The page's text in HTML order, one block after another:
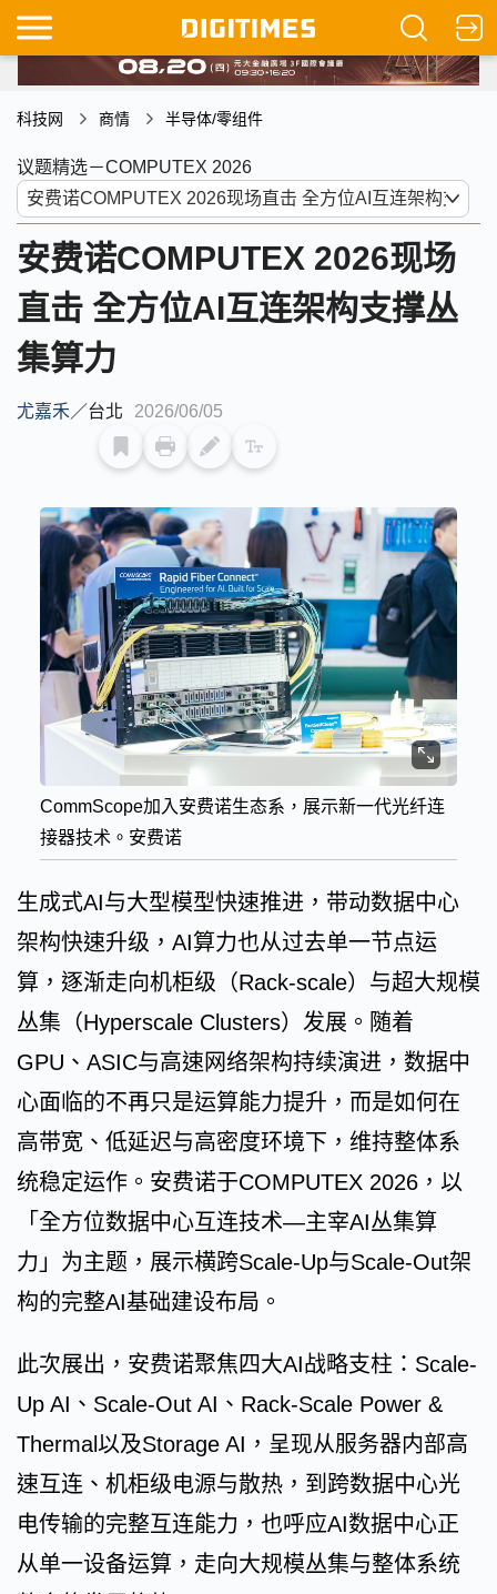
科技网 商情 半导体/零组件
议题精选－COMPUTEX 2026
安费诺COMPUTEX 2026现场
直击 全方位AI互连架构支撑丛
集算力
尤嘉禾／台北 2026/06/05
CommScope加入安费诺生态系，展示新一代光纤连
接器技术。安费诺
生成式AI与大型模型快速推进，带动数据中心
架构快速升级，AI算力也从过去单一节点运
算，逐渐走向机柜级（Rack-scale）与超大规模
丛集（Hyperscale Clusters）发展。随着
GPU、ASIC与高速网络架构持续演进，数据中
心面临的不再只是运算能力提升，而是如何在
高带宽、低延迟与高密度环境下，维持整体系
统稳定运作。安费诺于COMPUTEX 2026，以
「全方位数据中心互连技术—主宰AI丛集算
力」为主题，展示横跨Scale-Up与Scale-Out架
构的完整AI基础建设布局。
此次展出，安费诺聚焦四大AI战略支柱：Scale-
Up AI、Scale-Out AI、Rack-Scale Power &
Thermal以及Storage AI，呈现从服务器内部高
速互连、机柜级电源与散热，到跨数据中心光
电传输的完整互连能力，也呼应AI数据中心正
从单一设备运算，走向大规模丛集与整体系统